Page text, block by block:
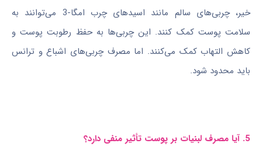
خیر، چربی‌های سالم مانند اسیدهای چرب امگا-3 می‌توانند به
سلامت پوست کمک کنند. این چربی‌ها به حفظ رطوبت پوست و
کاهش التهاب کمک می‌کنند. اما مصرف چربی‌های اشباع و ترانس
باید محدود شود.
5. آیا مصرف لبنیات بر پوست تأثیر منفی دارد؟